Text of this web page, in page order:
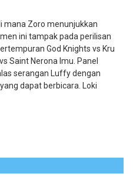
mana Zoro menunjukkan
ini tampak pada perilisan
God Knights vs Kru
Saint Nerona Imu. Panel
serangan Luffy dengan
dapat berbicara. Loki